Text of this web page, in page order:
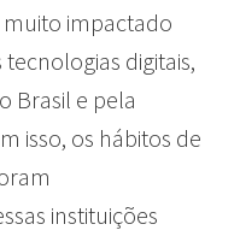
muito impactado
digitais,
Brasil e pela
isso, os hábitos de
instituições